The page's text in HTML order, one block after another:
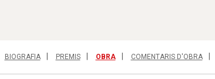
BIOGRAFIA PREMIS OBRA COMENTARIS D'OBRA